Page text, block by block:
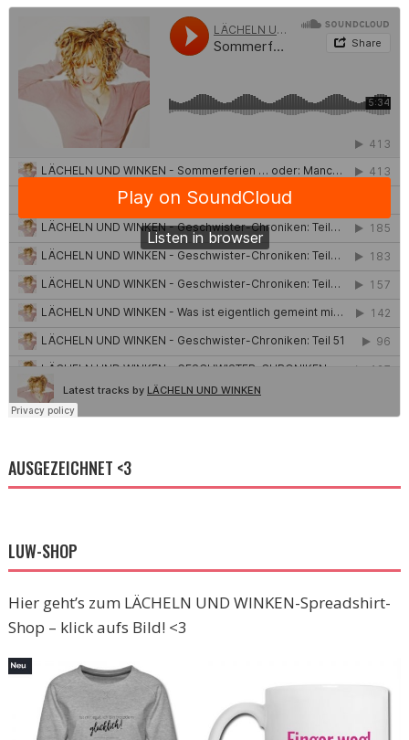
AUSGEZEICHNET <3
LUW-SHOP
Hier geht’s zum LÄCHELN UND WINKEN-Spreadshirt-
Shop – klick aufs Bild! <3